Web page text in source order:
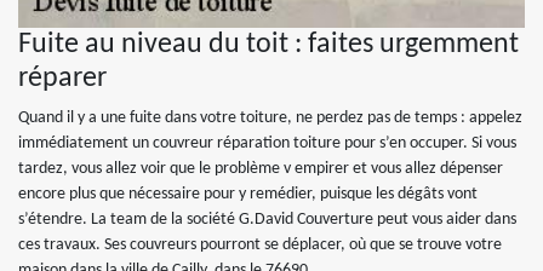
Fuite au niveau du toit : faites urgemment
réparer
Quand il y a une fuite dans votre toiture, ne perdez pas de temps : appelez
immédiatement un couvreur réparation toiture pour s’en occuper. Si vous
tardez, vous allez voir que le problème v empirer et vous allez dépenser
encore plus que nécessaire pour y remédier, puisque les dégâts vont
s’étendre. La team de la société G.David Couverture peut vous aider dans
ces travaux. Ses couvreurs pourront se déplacer, où que se trouve votre